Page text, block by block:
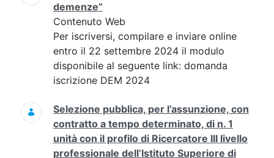
demenze”
Contenuto Web
Per iscriversi, compilare e inviare online
entro il 22 settembre 2024 il modulo
disponibile al seguente link: domanda
iscrizione DEM 2024
Selezione pubblica, per l’assunzione, con
contratto a tempo determinato, di n. 1
unità con il profilo di Ricercatore III livello
professionale dell’Istituto Superiore di